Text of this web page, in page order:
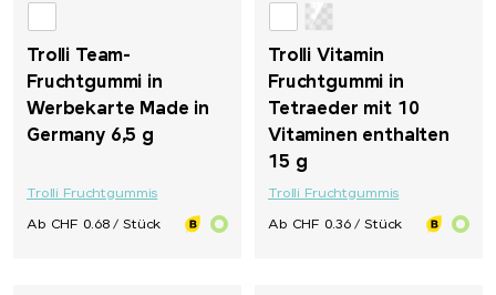
Trolli Team-
Fruchtgummi in
Werbekarte Made in
Germany 6,5 g
Trolli Fruchtgummis
Ab CHF 0.68 / Stück
Trolli Vitamin
Fruchtgummi in
Tetraeder mit 10
Vitaminen enthalten
15 g
Trolli Fruchtgummis
Ab CHF 0.36 / Stück